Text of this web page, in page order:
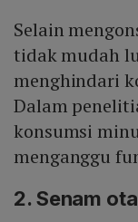
Selain
tidak mudah
menghindari
Dalam
konsumsi
menganggu
2. Senam